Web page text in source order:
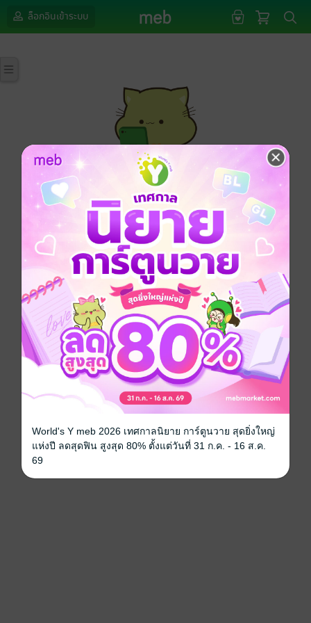
ล็อกอินเข้าระบบ
กรุณาเข้าสู่ระบบก่อนดำเนินรายการด้วยค่ะ
ล็อกอินเข้าระบบ
World's Y meb 2026 เทศกาลนิยาย การ์ตูนวาย สุดยิ่งใหญ่
แห่งปี ลดสุดฟิน สูงสุด 80% ตั้งแต่วันที่ 31 ก.ค. - 16 ส.ค.
69